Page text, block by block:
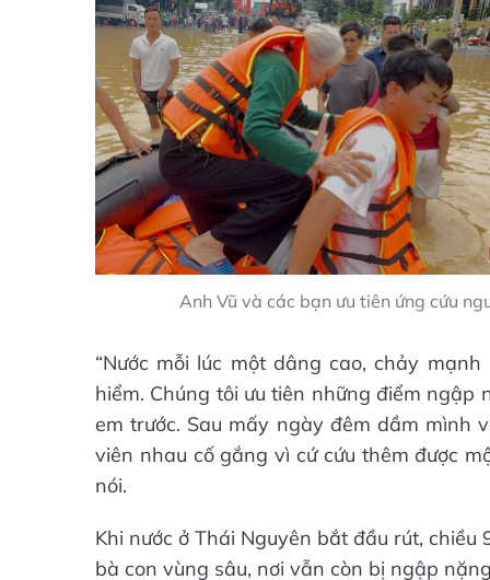
Anh Vũ và các bạn ưu tiên ứng cứu
“Nước mỗi lúc một dâng cao, chảy
hiểm. Chúng tôi ưu tiên những điểm ngập
em trước. Sau mấy ngày đêm dầm mình
viên nhau cố gắng vì cứ cứu thêm được
nói.
Khi nước ở Thái Nguyên bắt đầu rút,
bà con vùng sâu, nơi vẫn còn bị ngập